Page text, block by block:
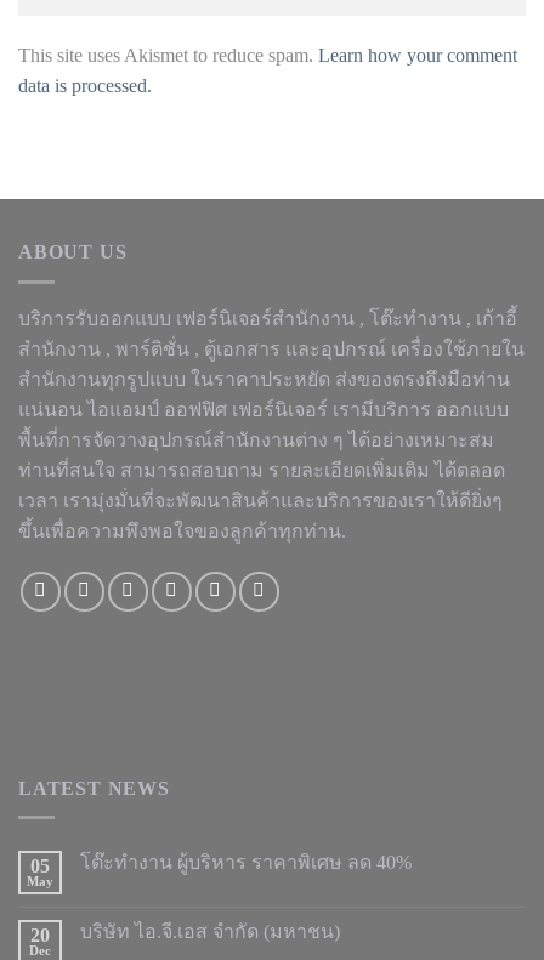
This site uses Akismet to reduce spam. Learn how your comment
data is processed.
ABOUT US
บริการรับออกแบบ เฟอร์นิเจอร์สำนักงาน , โต๊ะทำงาน , เก้าอี้
สำนักงาน , พาร์ติชั่น , ตู้เอกสาร และอุปกรณ์ เครื่องใช้ภายใน
สำนักงานทุกรูปแบบ ในราคาประหยัด ส่งของตรงถึงมือท่าน
แน่นอน ไอแอมป์ ออฟฟิศ เฟอร์นิเจอร์ เรามีบริการ ออกแบบ
พื้นที่การจัดวางอุปกรณ์สำนักงานต่าง ๆ ได้อย่างเหมาะสม
ท่านที่สนใจ สามารถสอบถาม รายละเอียดเพิ่มเติม ได้ตลอด
เวลา เรามุ่งมั่นที่จะพัฒนาสินค้าและบริการของเราให้ดียิ่งๆ
ขึ้นเพื่อความพึงพอใจของลูกค้าทุกท่าน.
LATEST NEWS
05
May
โต๊ะทำงาน ผู้บริหาร ราคาพิเศษ ลด 40%
20
Dec
บริษัท ไอ.จี.เอส จำกัด (มหาชน)